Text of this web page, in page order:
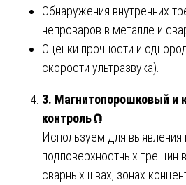
Обнаружения внутренних
непроваров в металле и
Оценки прочности и
скорости ультразвука).
3. Магнитопорошковый и
контроль🧲
Используем для выявления
подповерхностных трещин
сварных швах, зонах